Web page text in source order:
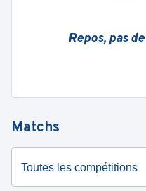
Repos, pas
Matchs
Toutes les compétitions